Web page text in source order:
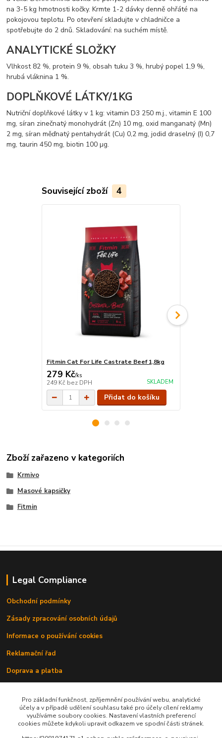
na 3-5 kg hmotnosti kočky. Krmte 1-2 dávky denně ohřáté na
pokojovou teplotu. Po otevření skladujte v chladničce a
spotřebujte do 2 dnů. Skladování: na suchém místě.
ANALYTICKÉ SLOŽKY
Vlhkost 82 %, protein 9 %, obsah tuku 3 %, hrubý popel 1,9 %,
hrubá vláknina 1 %.
DOPLŇKOVÉ LÁTKY/1KG
Nutriční doplňkové látky v 1 kg: vitamin D3 250 m.j., vitamin E 100
mg, síran zinečnatý monohydrát (Zn) 10 mg, oxid manganatý (Mn)
2 mg, síran měďnatý pentahydrát (Cu) 0,2 mg, jodid draselný (I) 0,7
mg, taurin 450 mg, biotin 100 µg.
Související zboží 4
Fitmin Cat For Life Castrate Beef 1,8kg
279 Kč/ks
249 Kč bez DPH SKLADEM
Přidat do košíku
Zboží zařazeno v kategoriích
Krmivo
Masové kapsičky
Fitmin
Legal Compliance
Obchodní podmínky
Zásady zpracování osobních údajů
Informace o používání cookies
Reklamační řad
Doprava a platba
Pro základní funkčnost, zpříjemnění používání webu, analytické
účely a v případě udělení souhlasu také pro účely cílení reklamy
využíváme soubory cookies. Nastavení vlastních preferencí
cookies můžete kdykoli upravit odkazem ve spodní části stránek.